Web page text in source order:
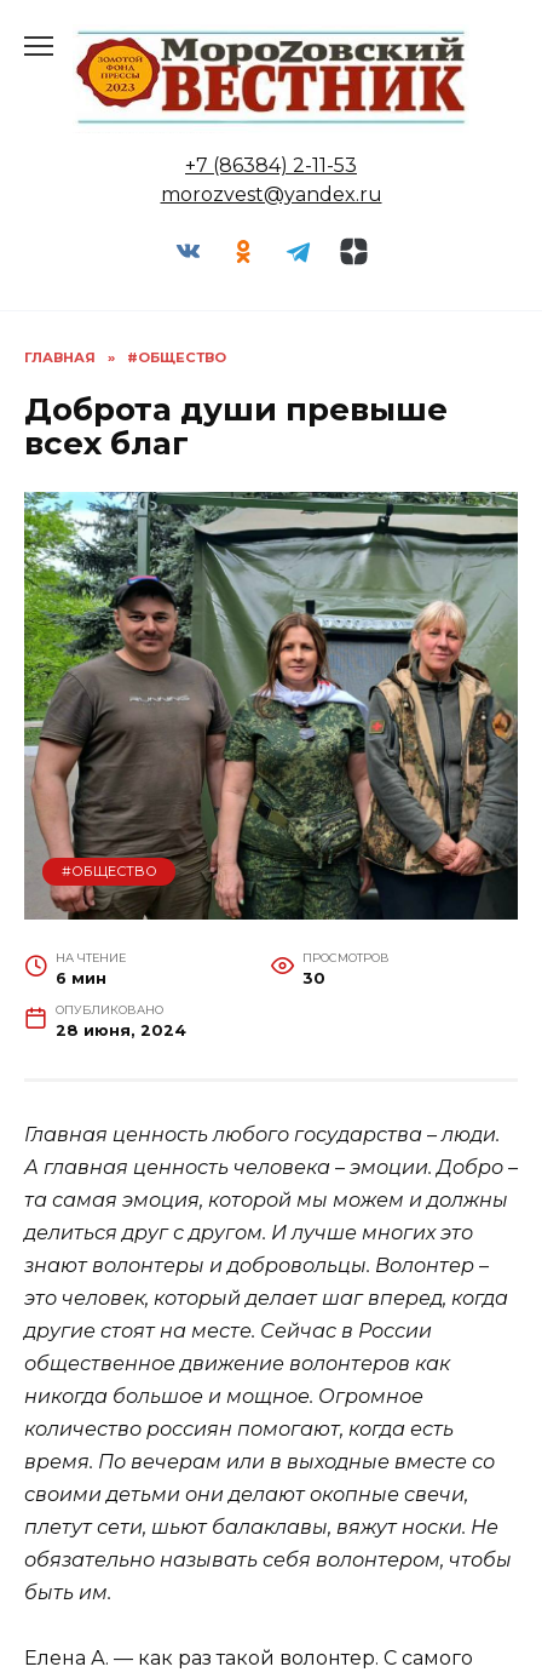
содержанию
+7 (86384) 2-11-53
morozvest@yandex.ru
ГЛАВНАЯ » #ОБЩЕСТВО
Доброта души превыше
всех благ
#ОБЩЕСТВО
НА ЧТЕНИЕ
6 мин
ПРОСМОТРОВ
30
ОПУБЛИКОВАНО
28 июня, 2024
Главная ценность любого государства – люди.
А главная ценность человека – эмоции. Добро –
та самая эмоция, которой мы можем и должны
делиться друг с другом. И лучше многих это
знают волонтеры и добровольцы. Волонтер –
это человек, который делает шаг вперед, когда
другие стоят на месте. Сейчас в России
общественное движение волонтеров как
никогда большое и мощное. Огромное
количество россиян помогают, когда есть
время. По вечерам или в выходные вместе со
своими детьми они делают окопные свечи,
плетут сети, шьют балаклавы, вяжут носки. Не
обязательно называть себя волонтером, чтобы
быть им.
Елена А. — как раз такой волонтер. С самого